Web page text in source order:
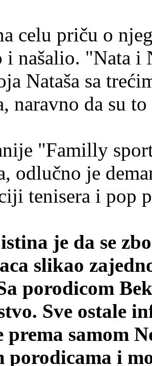
celu priču o
i našalio. "Nata
Nataša sa
naravno da su
"Familly
odlučno je
tenisera i pop
je da se
slikao
porodicom
Sve ostale
prema samom
porodicama i